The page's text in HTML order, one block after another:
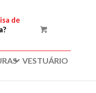
de
VESTUÁRIO